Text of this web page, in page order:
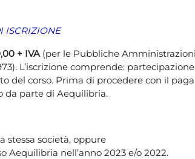
ISCRIZIONE
+ IVA (per le Pubbliche
L’iscrizione comprende:
del corso. Prima di procedere con il
da parte di Aequilibria.
stessa società, oppure
Aequilibria nell’anno 2023 e/o 2022.